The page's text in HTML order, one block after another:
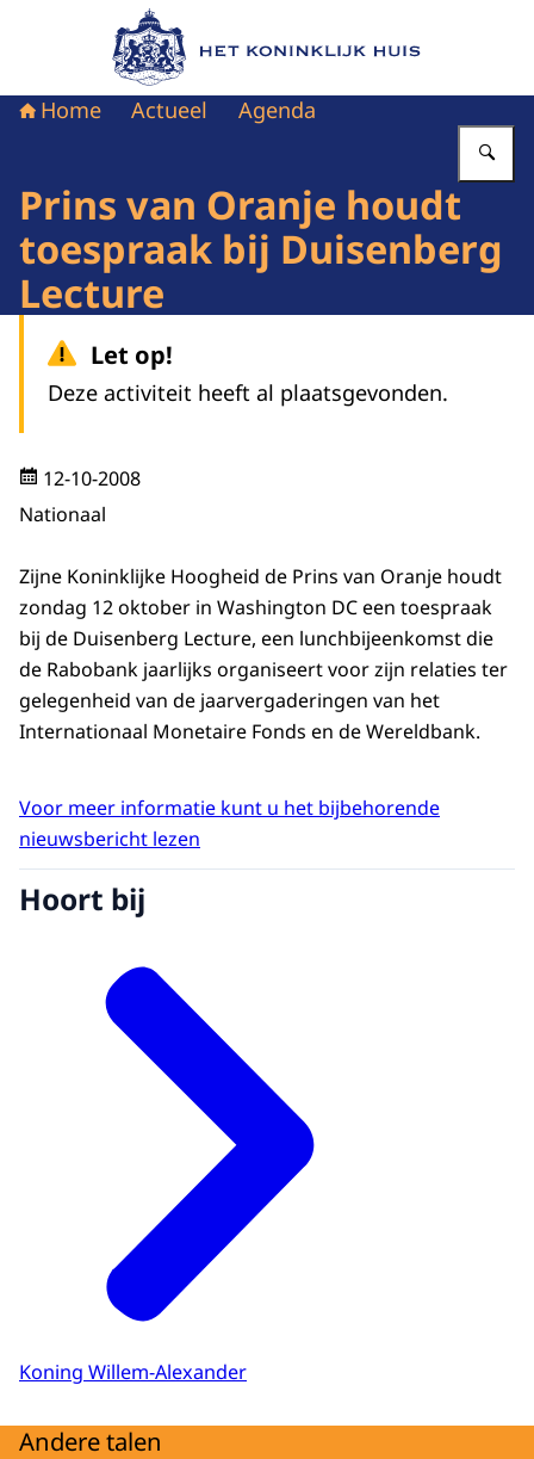
Naar de homepage van Het Koninklijk Huis
Home Actueel Agenda
Prins van Oranje houdt
toespraak bij Duisenberg
Lecture
Let op!
Deze activiteit heeft al plaatsgevonden.
12-10-2008
Nationaal
Zijne Koninklijke Hoogheid de Prins van Oranje houdt
zondag 12 oktober in Washington DC een toespraak
bij de Duisenberg Lecture, een lunchbijeenkomst die
de Rabobank jaarlijks organiseert voor zijn relaties ter
gelegenheid van de jaarvergaderingen van het
Internationaal Monetaire Fonds en de Wereldbank.
Voor meer informatie kunt u het bijbehorende
nieuwsbericht lezen
Hoort bij
Koning Willem-Alexander
Andere talen